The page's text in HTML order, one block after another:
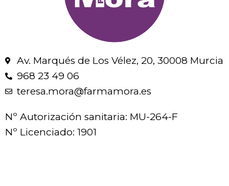
Av. Marqués de Los Vélez, 20, 30008 Murcia
968 23 49 06
teresa.mora@farmamora.es
Nº Autorización sanitaria: MU-264-F
Nº Licenciado: 1901